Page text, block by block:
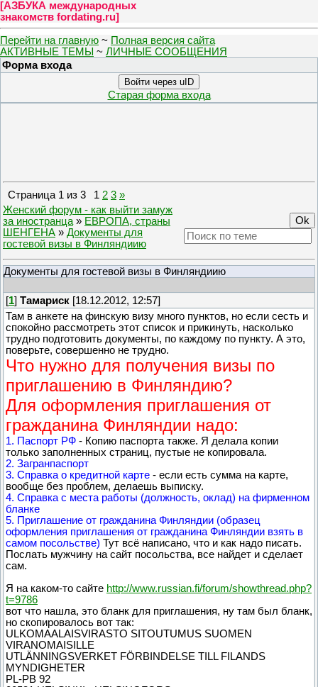
[АЗБУКА международных
знакомств fordating.ru]
Перейти на главную ~ Полная версия сайта
АКТИВНЫЕ ТЕМЫ ~ ЛИЧНЫЕ СООБЩЕНИЯ
Форма входа
Войти через uID
Старая форма входа
Страница 1 из 3 1 2 3 »
Женский форум - как выйти замуж
за иностранца » ЕВРОПА, страны
ШЕНГЕНА » Документы для
гостевой визы в Финляндиию
Документы для гостевой визы в Финляндиию
[1] Тамариск [18.12.2012, 12:57]
Там в анкете на финскую визу много пунктов, но если сесть и
спокойно рассмотреть этот список и прикинуть, насколько
трудно подготовить документы, по каждому по пункту. А это,
поверьте, совершенно не трудно.
Что нужно для получения визы по
приглашению в Финляндию?
Для оформления приглашения от
гражданина Финляндии надо:
1. Паспорт РФ - Копию паспорта также. Я делала копии
только заполненных страниц, пустые не копировала.
2. Загранпаспорт
3. Справка о кредитной карте - если есть сумма на карте,
вообще без проблем, делаешь выписку.
4. Справка с места работы (должность, оклад) на фирменном
бланке
5. Приглашение от гражданина Финляндии (образец
оформления приглашения от гражданина Финляндии взять в
самом посольстве) Тут всё написано, что и как надо писать.
Послать мужчину на сайт посольства, все найдет и сделает
сам.
Я на каком-то сайте http://www.russian.fi/forum/showthread.php?
t=9786
вот что нашла, это бланк для приглашения, ну там был бланк,
но скопировалось вот так:
ULKOMAALAISVIRASTO SITOUTUMUS SUOMEN
VIRANOMAISILLE
UTLÄNNINGSVERKET FÖRBINDELSE TILL FILANDS
MYNDIGHETER
PL-PB 92